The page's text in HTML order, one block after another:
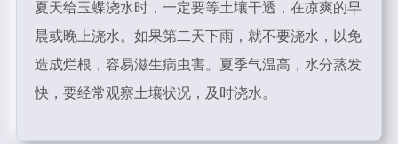
夏天给玉蝶浇水时，一定要等土壤干透，在凉爽的早
晨或晚上浇水。如果第二天下雨，就不要浇水，以免
造成烂根，容易滋生病虫害。夏季气温高，水分蒸发
快，要经常观察土壤状况，及时浇水。